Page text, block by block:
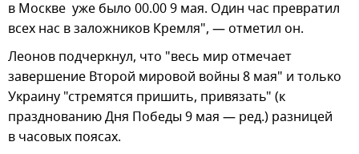
в Москве уже было 00.00 9 мая. Один час превратил
всех нас в заложников Кремля", — отметил он.
Леонов подчеркнул, что "весь мир отмечает
завершение Второй мировой войны 8 мая" и только
Украину "стремятся пришить, привязать" (к
празднованию Дня Победы 9 мая — ред.) разницей
в часовых поясах.